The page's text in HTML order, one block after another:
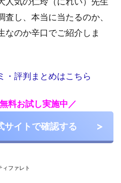
し、本当に当たるのか、
なのか辛口でご紹介しま
・評判まとめはこちら
料お試し実施中／
サイトで確認する
ィファレト